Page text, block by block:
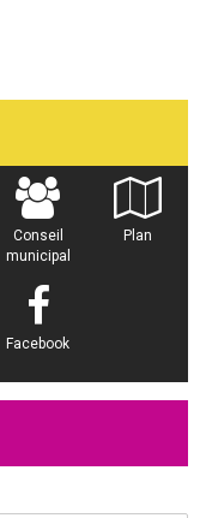
Conseil
municipal
Plan
Facebook